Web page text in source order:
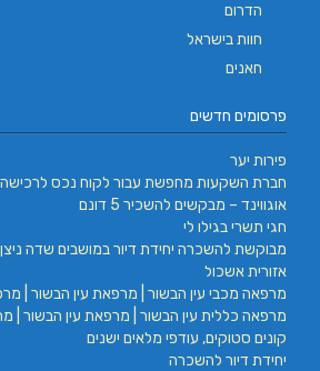
הדרום
חוות בישראל
חאנים
פרסומים חדשים
פירות יער
חברת השקעות מחפשת עבור לקוח נכס לרכישה
אוגווינד – מבקשים להשכיר 5 דונם
חגי תשרי בגילו לי
מבוקשת להשכרה יחידת דיור במושבים שדה
אזורית אשכול
מרפאה מכבי עין הבשור | מרפאת עין הבשור |
מרפאה כללית עין הבשור | מרפאת עין הבשור |
קונים סטוקים, עודפי מלאים ישנים
יחידת דיור להשכרה